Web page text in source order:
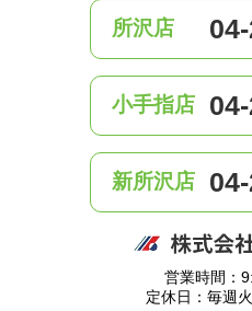
所沢店
小手指店
新所沢店
営業時間：
定休日：毎週